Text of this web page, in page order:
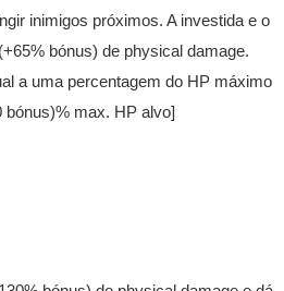
inimigos próximos. A investida e o
bónus) de physical damage.
a uma percentagem do HP máximo
bónus)% max. HP alvo]